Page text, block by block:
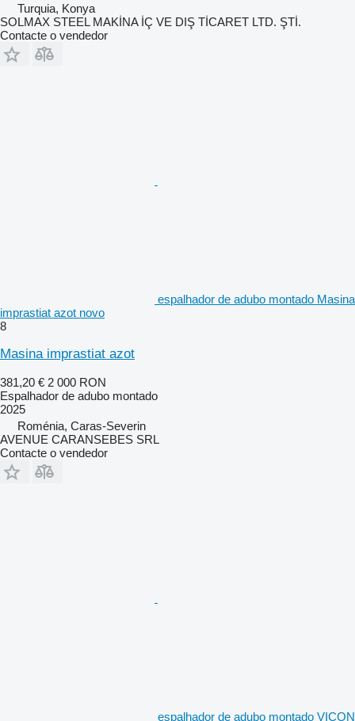
Turquia, Konya
SOLMAX STEEL MAKİNA İÇ VE DIŞ TİCARET LTD. ŞTİ.
Contacte o vendedor
espalhador de adubo montado Masina
imprastiat azot novo
8
Masina imprastiat azot
381,20 € 2 000 RON
Espalhador de adubo montado
2025
Roménia, Caras-Severin
AVENUE CARANSEBES SRL
Contacte o vendedor
espalhador de adubo montado VICON